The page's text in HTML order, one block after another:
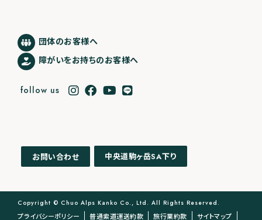
団体のお客様へ
障がいをお持ちのお客様へ
follow us
お問い合わせ 中央道駒ヶ岳SA下り
Copyright © Chuo Alps Kanko Co., Ltd. All Rights Reserved.
プライバシーポリシー 普通索道運送約款 旅行業約款 サイトマップ